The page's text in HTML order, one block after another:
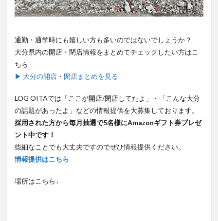
通勤・通学時にも嬉しい方も多いのではないでしょうか？
大分県内の開店・閉店情報をまとめてチェックしたい方はこ
ちら
▶ 大分の開店・閉店まとめを見る
LOG OITAでは「ここが開店/閉店してたよ」・「こんな大分
の話題があったよ」などの情報提供を大募集しております。
採用された方から毎月抽選で5名様にAmazonギフト券プレゼ
ント中です！
些細なことでも大丈夫ですのでぜひ情報提供ください。
情報提供はこちら
場所はこちら↓